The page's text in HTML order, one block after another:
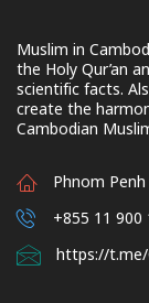
Muslim in
the Holy Qur’an
scientific facts.
create the
Cambodian
Phnom
+855 11 900
https://t.me/